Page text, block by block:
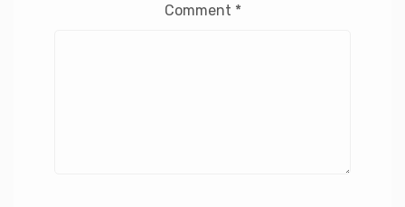
Comment *